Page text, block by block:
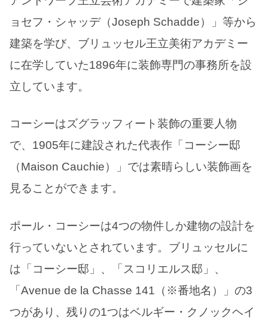
ョセフ・シャッデ（Joseph Schadde）」等から
建築を学び、ブリュッセル王立美術アカデミー
に在学していた1896年に装飾専門の事務所を設
立しています。
コーシーはズグラッフィート装飾の重要人物
で、1905年に建設された代表作「コーシー邸
（Maison Cauchie）」では素晴らしい装飾画を
見ることができます。
ポール・コーシーは4つの物件しか建物の設計を
行っていないとされています。ブリュッセルに
は「コーシー邸」、「スコリエルス邸」、
「Avenue de la Chasse 141（※番地名）」の3
つがあり、残りの1つはベルギー・クノックヘイ